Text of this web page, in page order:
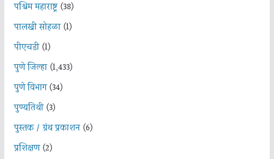
पश्चिम महाराष्ट्र(38)
पालखी सोहळा(1)
पीएचडी(1)
पुणे जिल्हा(1,433)
पुणे विभाग(34)
पुण्यतिथी(3)
पुस्तक / ग्रंथ प्रकाशन(6)
प्रशिक्षण(2)